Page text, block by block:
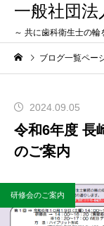
一般社団法
～ 共に歯科衛生士の輪
ブログ一覧ペー
2024.09.05
令和6年度 長
のご案内
研修会のご案内